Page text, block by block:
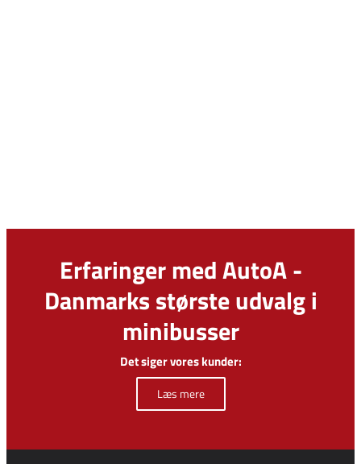
Erfaringer med AutoA -
Danmarks største udvalg i
minibusser
Det siger vores kunder:
Læs mere